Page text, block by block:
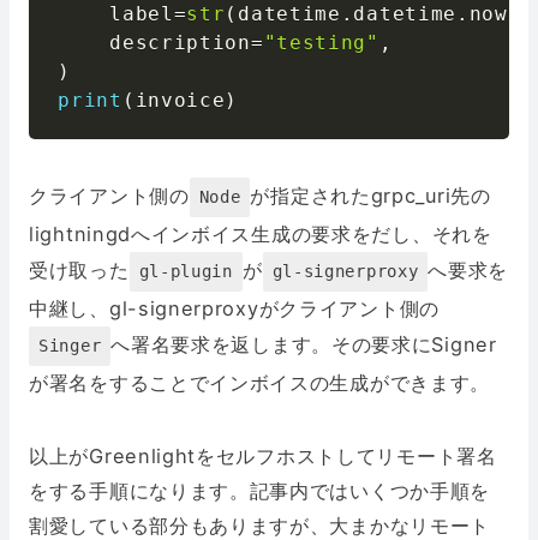
    label
=str ( datetime . datetime . now
    description
= "testing" ,
)
print ( invoice )
クライアント側の Node が指定されたgrpc_uri先の
lightningdへインボイス生成の要求をだし、それを
受け取った
gl-plugin が gl-signerproxy へ要求を
中継し、gl-signerproxyがクライアント側の
Singer へ署名要求を返します。その要求にSigner
が署名をすることでインボイスの生成ができます。
以上がGreenlightをセルフホストしてリモート署名
をする手順になります。記事内ではいくつか手順を
割愛している部分もありますが、大まかなリモート